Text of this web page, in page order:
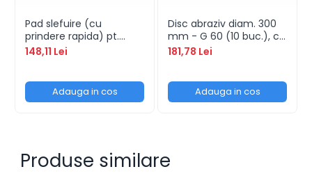
Pad slefuire (cu
prindere rapida) pt.
BDSM 300 / TS 300 /
OST
148,11 Lei
Adauga in cos
Disc abraziv diam. 300
mm - G 60 (10 buc.), cu
prindere rapida
181,78 Lei
Adauga in cos
Produse similare